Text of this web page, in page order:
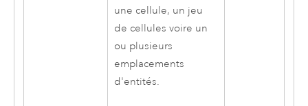
une cellule, un jeu
de cellules voire un
ou plusieurs
emplacements
d'entités.